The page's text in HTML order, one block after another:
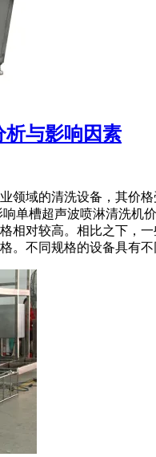
析与影响因素
领域的清洗设备，其价
单槽超声波喷淋清洗
相对较高。相比之下，
。不同规格的设备具有